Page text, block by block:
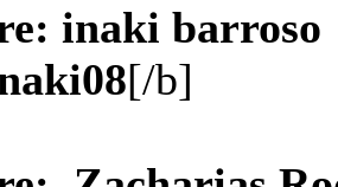
inaki barroso
[/b]